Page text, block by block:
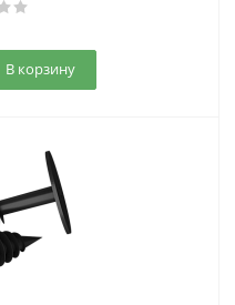
В корзину